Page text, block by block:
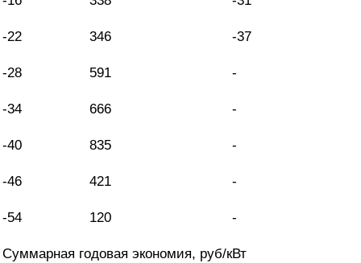
-22 346 -37
-28 591 -
-34 666 -
-40 835 -
-46 421 -
-54 120 -
Суммарная годовая экономия, руб/кВт